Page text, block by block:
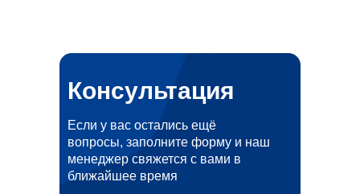
Консультация
Если у вас остались ещё
вопросы, заполните форму и наш
менеджер свяжется с вами в
ближайшее время